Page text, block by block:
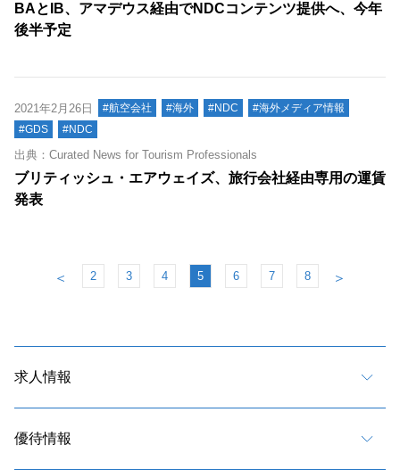
BAとIB、アマデウス経由でNDCコンテンツ提供へ、今年
後半予定
2021年2月26日 #航空会社 #海外 #NDC
#海外メディア情報
#GDS
#NDC
出典：Curated News for Tourism Professionals
ブリティッシュ・エアウェイズ、旅行会社経由専用の運賃
発表
＜ 2 3 4 5 6 7 8 ＞
求人情報
優待情報